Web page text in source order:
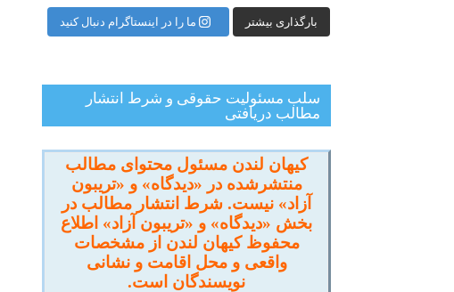
بارگذاری بیشتر ما را در اینستاگرام دنبال کنید
سلب مسئولیت حقوقی و شرط انتشار
مطالب دریافتی
کیهان لندن مسئول محتوای مطالب
منتشرشده در «دیدگاه» و «تریبون
آزاد» نیست. شرط انتشار مطالب در
بخش «دیدگاه» و «تریبون آزاد» اطلاع
محفوظ کیهان لندن از مشخصات
واقعی و محل اقامت و نشانی
نویسندگان است.